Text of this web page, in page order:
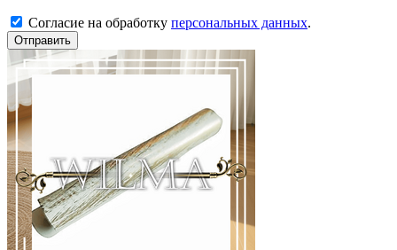
Согласие на обработку персональных данных.
Отправить